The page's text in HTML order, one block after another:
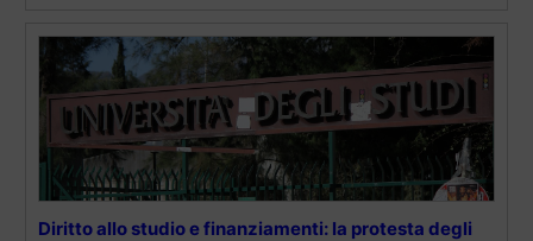
Diritto allo studio e finanziamenti: la protesta degli